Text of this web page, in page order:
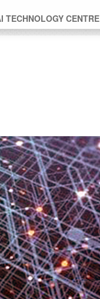
TECHNOLOGY CENTRE